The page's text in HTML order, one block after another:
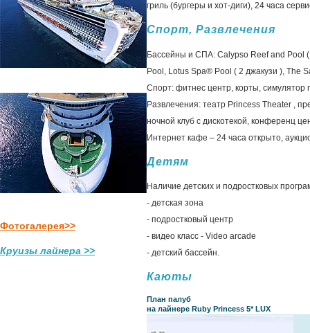
Фотогалерея>>
Круизы лайнера >>
гриль (бургеры и хот-диги), 24 часа
Спорт, Развлечения
Бассейны и СПА: Calypso Reef and Pool (
Pool, Lotus Spa® Pool ( 2 джакузи ), The
Спорт: фитнес центр, корты, симулятор
Развлечения: театр Princess Theater ,
ночной клуб с дискотекой, конференц
Интернет кафе – 24 часа открыто,
Детям
Наличие детских и подростковых
- детская зона
- подростковый центр
- видео класс - Video arcade
- детский бассейн.
Каюты
План палуб
на лайнере Ruby Princess 5* LUX